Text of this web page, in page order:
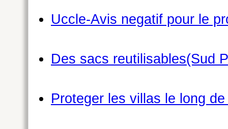
Uccle-Avis negatif pour le
Des sacs reutilisables(Sud
Proteger les villas le long